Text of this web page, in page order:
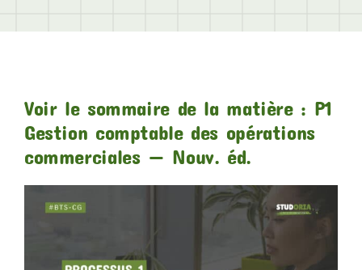
Voir le sommaire de la matière : P1
Gestion comptable des opérations
commerciales — Nouv. éd.